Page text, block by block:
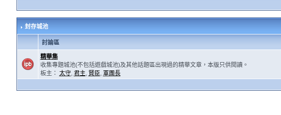
封存城池
討論區
精華集
收集專題城池(不包括遊戲城池)及其他話題區出現過的精華文章，本版只供閱讀。
板主： 太守, 君主, 賢臣, 軍團長